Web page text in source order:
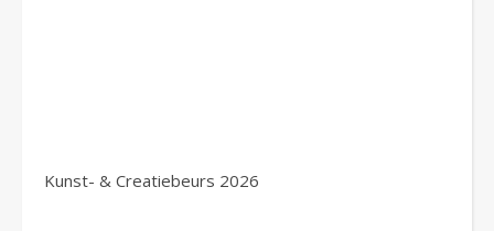
Kunst- & Creatiebeurs 2026